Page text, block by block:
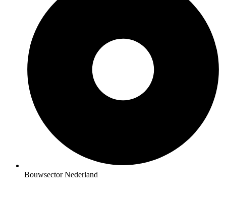
Bouwsector Nederland